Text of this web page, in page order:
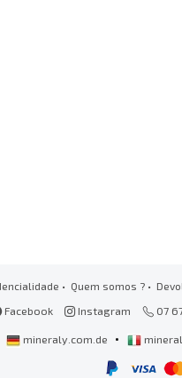
• Quem somos ?•
Facebook Instagram 07
mineraly.com.de •